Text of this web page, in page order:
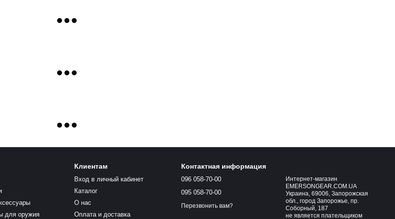
для оружия
Клиентам
Вход в личный кабинет
Каталог
О нас
Оплата и доставка
Контактная информация
096 058-70-00
095 058-70-00
Перезвонить вам?
Интернет-магазин
EMERSONGEAR.COM.UA
Украина, 69006, Запорожская
обл., город Запорожье, пр.
Соборный, 187
не является плательщиком